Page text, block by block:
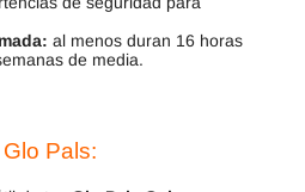
al menos duran 16 horas
de media.
Pals: